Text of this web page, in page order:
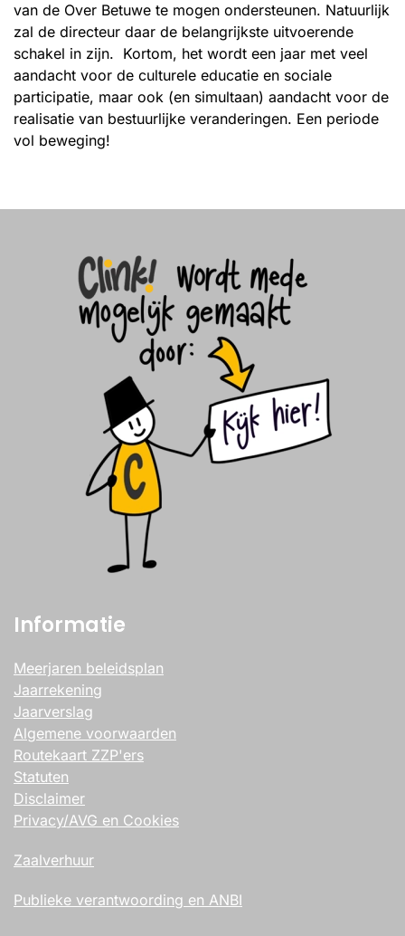
van de Over Betuwe te mogen ondersteunen. Natuurlijk
zal de directeur daar de belangrijkste uitvoerende
schakel in zijn. Kortom, het wordt een jaar met veel
aandacht voor de culturele educatie en sociale
participatie, maar ook (en simultaan) aandacht voor de
realisatie van bestuurlijke veranderingen. Een periode
vol beweging!
Informatie
Meerjaren beleidsplan
Jaarrekening
Jaarverslag
Algemene voorwaarden
Routekaart ZZP'ers
Statuten
Disclaimer
Privacy/AVG en Cookies
Zaalverhuur
Publieke verantwoording en ANBI